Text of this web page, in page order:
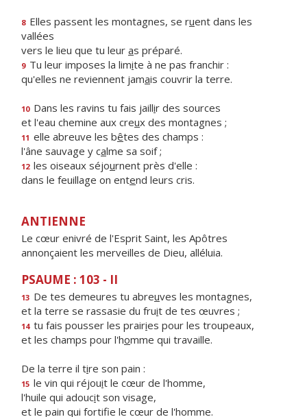
8 Elles passent les montagnes, se ruent dans les
vallées
vers le lieu que tu leur as préparé.
9 Tu leur imposes la limite à ne pas franchir :
qu'elles ne reviennent jamais couvrir la terre.
10 Dans les ravins tu fais jaillir des sources
et l'eau chemine aux creux des montagnes ;
11 elle abreuve les bêtes des champs :
l'âne sauvage y calme sa soif ;
12 les oiseaux séjournent près d'elle :
dans le feuillage on entend leurs cris.
ANTIENNE
Le cœur enivré de l'Esprit Saint, les Apôtres
annonçaient les merveilles de Dieu, alléluia.
PSAUME : 103 - II
13 De tes demeures tu abreuves les montagnes,
et la terre se rassasie du fruit de tes œuvres ;
14 tu fais pousser les prairies pour les troupeaux,
et les champs pour l'homme qui travaille.
De la terre il tire son pain :
15 le vin qui réjouit le cœur de l'homme,
l'huile qui adoucit son visage,
et le pain qui fortife le cœur de l'homme.